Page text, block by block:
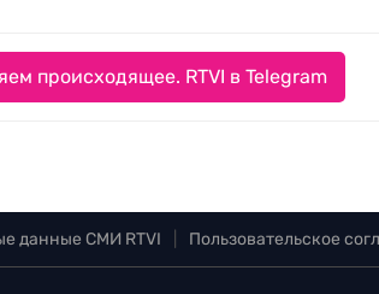
происходящее. RTVI в Telegram
данные СМИ RTVI Пользовательское